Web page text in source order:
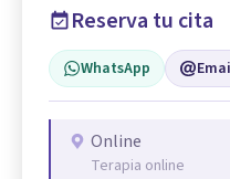
Reserva tu cita
WhatsApp
Online
Terapia online